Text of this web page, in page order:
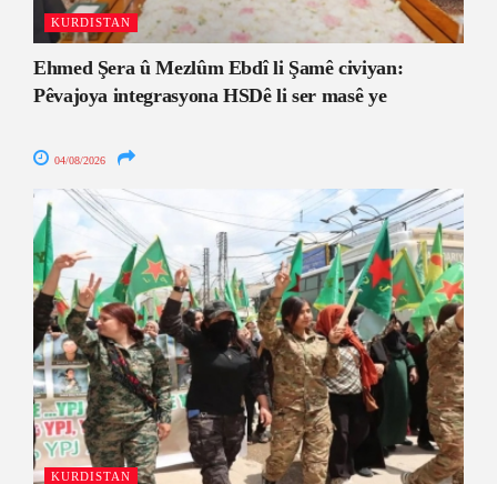
KURDISTAN
Ehmed Şera û Mezlûm Ebdî li Şamê civiyan:
Pêvajoya integrasyona HSDê li ser masê ye
04/08/2026
KURDISTAN